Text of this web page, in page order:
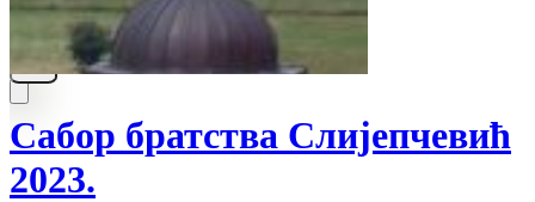
Сабор братства Слијепчевић
2023.